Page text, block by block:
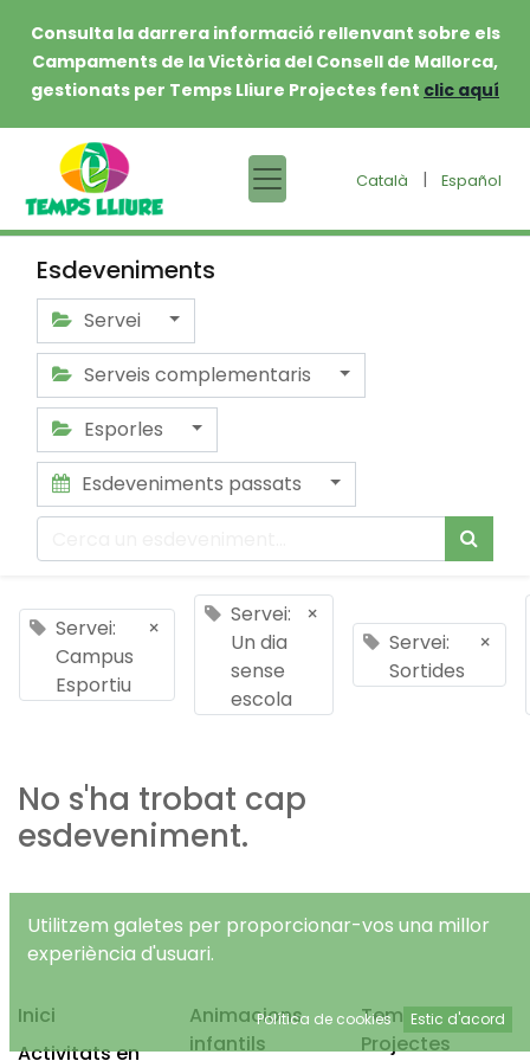
Consulta la darrera informació rellenvant sobre els
Campaments de la Victòria del Consell de Mallorca,
gestionats per Temps Lliure Projectes fent clic aquí
Català | Español
Esdeveniments
Servei
Serveis complementaris
Esporles
Esdeveniments passats
Servei:
Campus
Esportiu
×
Servei:
Un dia
sense
escola
×
Servei:
Sortides
×
No s'ha trobat cap
esdeveniment.
Inici
Activitats en
Animacions
infantils
Temps Lliure
Projectes
Utilitzem galetes per proporcionar-vos una millor
experiència d'usuari.
Política de cookies Estic d'acord